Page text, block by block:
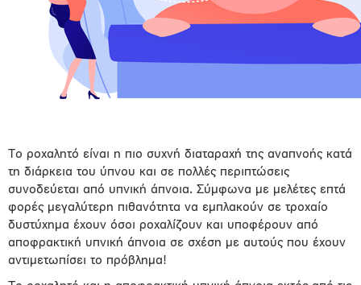
Το ροχαλητό είναι η πιο συχνή διαταραχή της αναπνοής κατά
τη διάρκεια του ύπνου και σε πολλές περιπτώσεις
συνοδεύεται από υπνική άπνοια. Σύμφωνα με μελέτες επτά
φορές μεγαλύτερη πιθανότητα να εμπλακούν σε τροχαίο
δυστύχημα έχουν όσοι ροχαλίζουν και υποφέρουν από
αποφρακτική υπνική άπνοια σε σχέση με αυτούς που έχουν
αντιμετωπίσει το πρόβλημα!